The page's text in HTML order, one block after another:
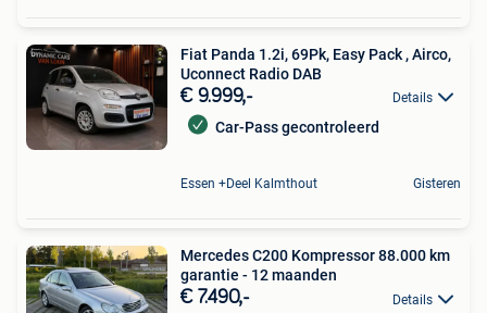
Fiat Panda 1.2i, 69Pk, Easy Pack , Airco,
Uconnect Radio DAB
€ 9.999,- Details
Car-Pass gecontroleerd
Essen +Deel Kalmthout Gisteren
Mercedes C200 Kompressor 88.000 km
garantie - 12 maanden
€ 7.490,- Details